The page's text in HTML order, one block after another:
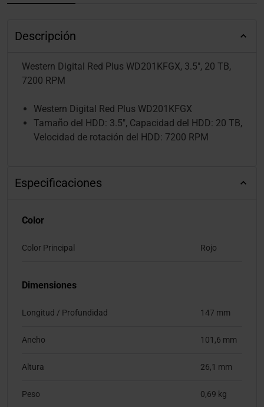
Descripción
Western Digital Red Plus WD201KFGX, 3.5", 20 TB,
7200 RPM
Western Digital Red Plus WD201KFGX
Tamaño del HDD: 3.5", Capacidad del HDD: 20 TB,
Velocidad de rotación del HDD: 7200 RPM
Especificaciones
Color
Color Principal Rojo
Dimensiones
Longitud / Profundidad 147 mm
Ancho 101,6 mm
Altura 26,1 mm
Peso 0,69 kg